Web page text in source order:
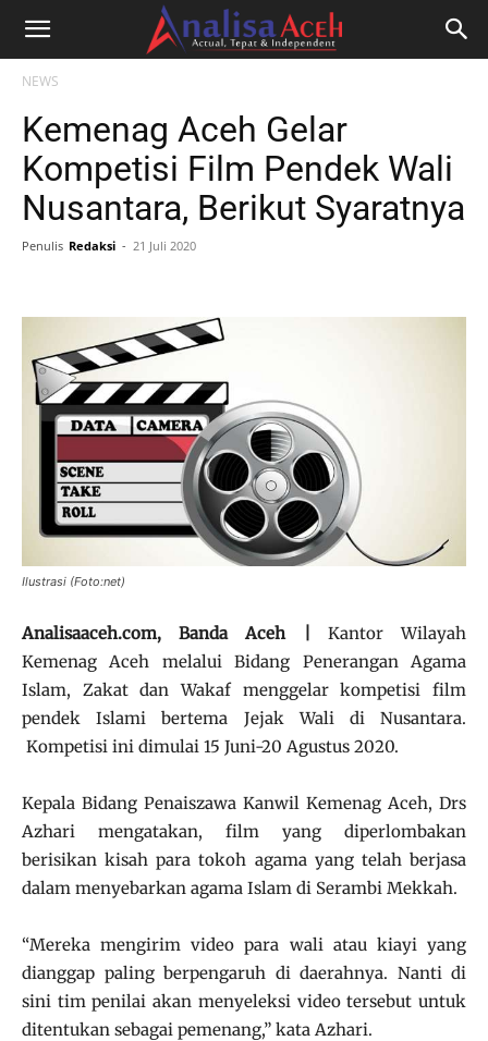
NEWS
Kemenag Aceh Gelar
Kompetisi Film Pendek Wali
Nusantara, Berikut Syaratnya
Penulis Redaksi - 21 Juli 2020
Ilustrasi (Foto:net)
Analisaaceh.com, Banda Aceh |
Kantor Wilayah
Kemenag Aceh melalui Bidang Penerangan Agama
Islam, Zakat dan Wakaf menggelar kompetisi film
pendek Islami bertema Jejak Wali di Nusantara.
Kompetisi ini dimulai 15 Juni-20 Agustus 2020.
Kepala Bidang Penaiszawa Kanwil Kemenag Aceh, Drs
Azhari mengatakan, film yang diperlombakan
berisikan kisah para tokoh agama yang telah berjasa
dalam menyebarkan agama Islam di Serambi Mekkah.
“Mereka mengirim video para wali atau kiayi yang
dianggap paling berpengaruh di daerahnya. Nanti di
sini tim penilai akan menyeleksi video tersebut untuk
ditentukan sebagai pemenang,” kata Azhari.